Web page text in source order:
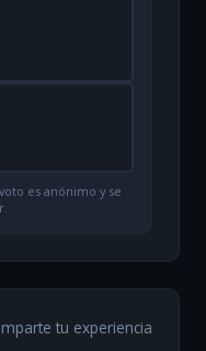
es anónimo y se
tu experiencia